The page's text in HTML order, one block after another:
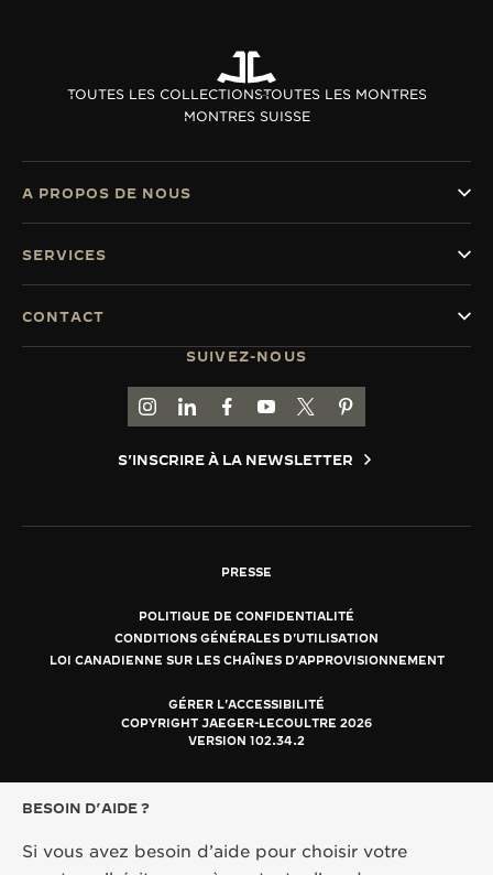
TOUTES LES COLLECTIONSTOUTES LES MONTRES
MONTRES SUISSE
SUIVEZ-NOUS
ACCÉDER À LA PAGE INSTAGRAM DE
ACCÉDER À LA PAGE LINKEDIN DE
ALLER SUR LA PAGE JAEGER-
ACCÉDER À LA PAGE
ALLER SUR LA PAGE
ALLER SUR LA
S'INSCRIRE À LA NEWSLETTER
A PROPOS DE NOUS
SERVICES
CONTACT
PRESSE
POLITIQUE DE CONFIDENTIALITÉ
CONDITIONS GÉNÉRALES D'UTILISATION
LOI CANADIENNE SUR LES CHAÎNES D'APPROVISIONNEMENT
GÉRER L'ACCESSIBILITÉ
COPYRIGHT JAEGER-LECOULTRE 2026
VERSION 102.34.2
BESOIN D’AIDE ?
Si vous avez besoin d’aide pour choisir votre